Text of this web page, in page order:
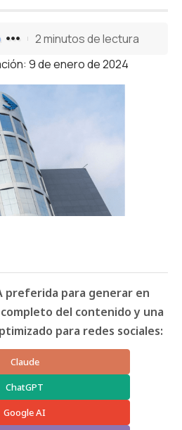
9 de enero de 2024
2 minutos de lectura
preferida para generar en
del contenido y una
para redes sociales:
Claude
ChatGPT
Google AI